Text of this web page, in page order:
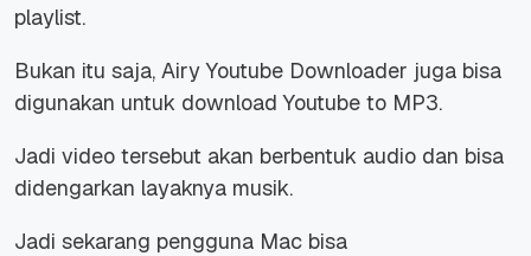
playlist.
Bukan itu saja, Airy Youtube Downloader juga bisa
digunakan untuk download Youtube to MP3.
Jadi video tersebut akan berbentuk audio dan bisa
didengarkan layaknya musik.
Jadi sekarang pengguna Mac bisa